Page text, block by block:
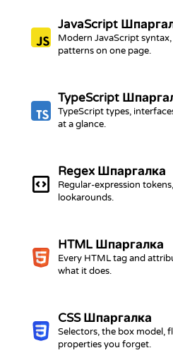
JavaScript
Modern JavaScript
patterns on one page.
TypeScript
TypeScript types,
at a glance.
Regex Шпаргалка
Regular-expression
lookarounds.
HTML Шпаргалка
Every HTML tag and
what it does.
CSS Шпаргалка
Selectors, the box model,
properties you forget.